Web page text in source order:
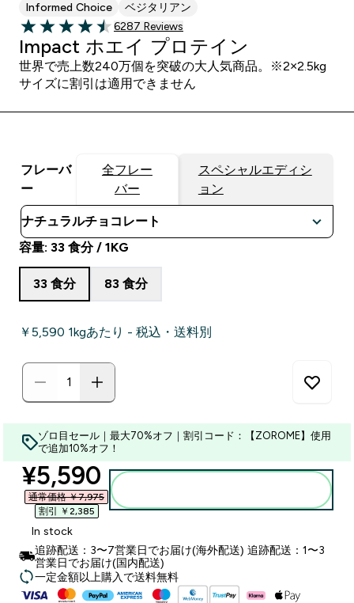
Informed Choice ベジタリアン
4.48 out of 5 stars
6287 ＋件の口コミ
6287 Reviews
Impact ホエイ プロテイン
世界で売上数240万個を突破の大人気商品。※2×2.5kg
サイズに割引は適用できません
フレーバ
ー
全フレー
バー
スペシャルエディシ
ョン
容量: 33 食分 / 1KG
33 食分 83 食分
￥5,590‎ 1kgあたり - 税込・送料別
ゾロ目セール｜最大70%オフ｜割引コード：【ZOROME】使用
で追加10%オフ！
discounted price
¥5,590‎
通常価格 ￥7,975‎
割引 ￥2,385‎
In stock
追跡配送：3〜7営業日でお届け(海外配送) 追跡配送：1〜3
営業日でお届け(国内配送)
一定金額以上購入で送料無料